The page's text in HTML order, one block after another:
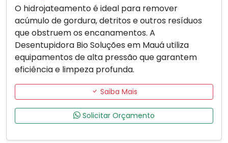
O hidrojateamento é ideal para remover
acúmulo de gordura, detritos e outros resíduos
que obstruem os encanamentos. A
Desentupidora Bio Soluções em Mauá utiliza
equipamentos de alta pressão que garantem
eficiência e limpeza profunda.
Saiba Mais
Solicitar Orçamento